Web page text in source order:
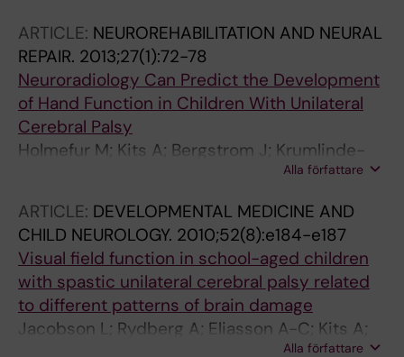
ARTICLE: NEUROREHABILITATION AND NEURAL
REPAIR. 2013;27(1):72-78
Neuroradiology Can Predict the Development
of Hand Function in Children With Unilateral
Cerebral Palsy
Holmefur M; Kits A; Bergstrom J; Krumlinde-
Sundholm L; Flodmark O; Forssberg H;Alla författare
ARTICLE: DEVELOPMENTAL MEDICINE AND
CHILD NEUROLOGY. 2010;52(8):e184-e187
Visual field function in school-aged children
with spastic unilateral cerebral palsy related
to different patterns of brain damage
Jacobson L; Rydberg A; Eliasson A-C; Kits A;
Alla författare